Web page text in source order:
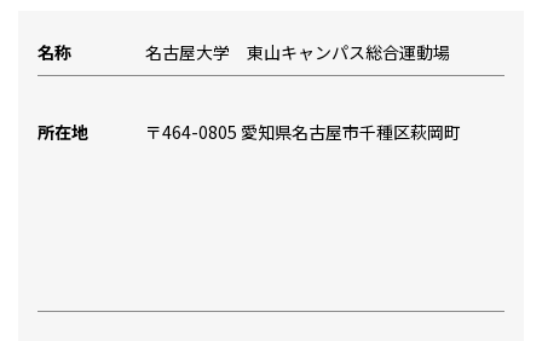
名称 名古屋大学 東山キャンパス総合運動場
所在地 〒464-0805 愛知県名古屋市千種区萩岡町